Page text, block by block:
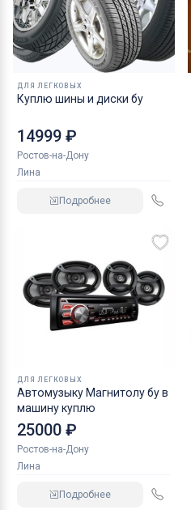
ДЛЯ ЛЕГКОВЫХ
Куплю шины и диски бу
14999 ₽
Ростов-на-Дону
Лина
Подробнее
ДЛЯ ЛЕГКОВЫХ
Автомузыку Магнитолу бу в
машину куплю
25000 ₽
Ростов-на-Дону
Лина
Подробнее